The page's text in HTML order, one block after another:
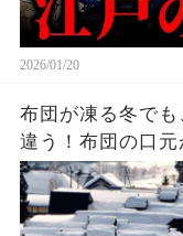
2026/01/20
布団が凍る冬で
違う！布団の口
はない。断熱もない。 それでも、約60
道では―― 人はほと
は、今の感覚で